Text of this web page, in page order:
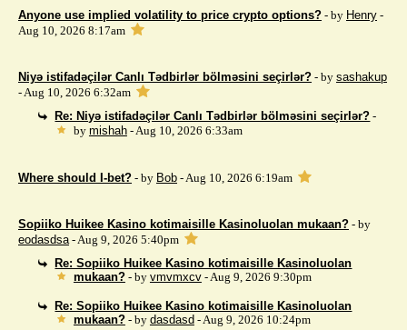
Anyone use implied volatility to price crypto options? - by Henry -
Aug 10, 2026 8:17am
Niyə istifadəçilər Canlı Tədbirlər bölməsini seçirlər? - by sashakup
- Aug 10, 2026 6:32am
Re: Niyə istifadəçilər Canlı Tədbirlər bölməsini seçirlər? -
by mishah- Aug 10, 2026 6:33am
Where should I-bet? - by Bob - Aug 10, 2026 6:19am
Sopiiko Huikee Kasino kotimaisille Kasinoluolan mukaan? - by
eodasdsa- Aug 9, 2026 5:40pm
Re: Sopiiko Huikee Kasino kotimaisille Kasinoluolan
mukaan? - by vmvmxcv- Aug 9, 2026 9:30pm
Re: Sopiiko Huikee Kasino kotimaisille Kasinoluolan
mukaan? - by dasdasd - Aug 9, 2026 10:24pm